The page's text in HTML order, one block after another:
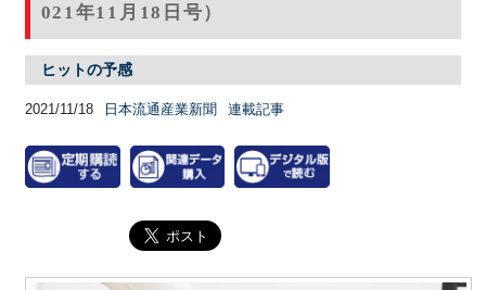
021年11月18日号）
ヒットの予感
2021/11/18 日本流通産業新聞 連載記事